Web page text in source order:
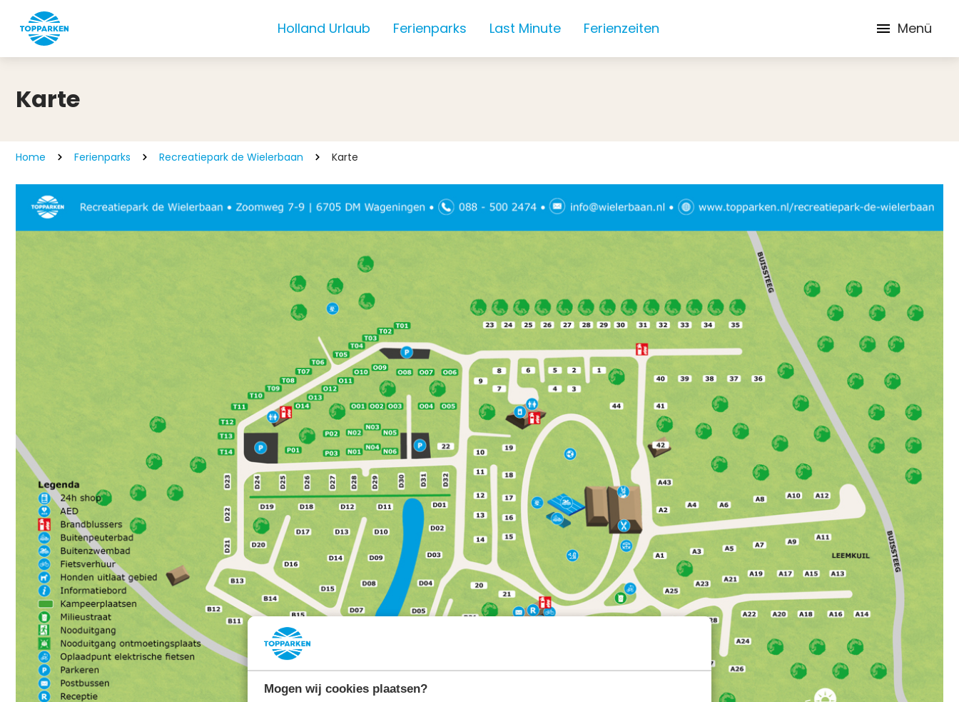
Mogen wij cookies plaatsen?
Holland Urlaub Ferienparks Last Minute Ferienzeiten Menü
Karte
Home Ferienparks Recreatiepark de Wielerbaan Karte